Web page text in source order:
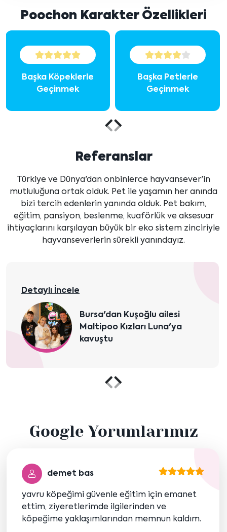
Poochon Karakter Özellikleri
Başka Köpeklerle
Geçinmek
Başka Petlerle
Geçinmek
Önceki
içeriği
göster
içeriği
göster
Referanslar
Türkiye ve Dünya'dan onbinlerce hayvansever'in
mutluluğuna ortak olduk. Pet ile yaşamın her anında
bizi tercih edenlerin yanında olduk. Pet bakım,
eğitim, pansiyon, beslenme, kuaförlük ve aksesuar
ihtiyaçlarını karşılayan büyük bir eko sistem zinciriyle
hayvanseverlerin sürekli yanındayız.
Detaylı İncele
Bursa'dan Kuşoğlu ailesi
Maltipoo Kızları Luna'ya
kavuştu
Önceki
göster
göster
Google Yorumlarımız
demet bas
yavru köpeğimi güvenle eğitim için emanet
ettim, ziyeretlerimde ilgilerinden ve
köpeğime yaklaşımlarından memnun kaldım.